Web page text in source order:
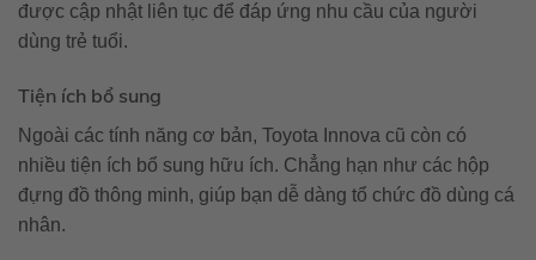
được cập nhật liên tục để đáp ứng nhu cầu của người
dùng trẻ tuổi.
Tiện ích bổ sung
Ngoài các tính năng cơ bản, Toyota Innova cũ còn có
nhiều tiện ích bổ sung hữu ích. Chẳng hạn như các hộp
đựng đồ thông minh, giúp bạn dễ dàng tổ chức đồ dùng cá
nhân.